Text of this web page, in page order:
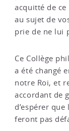
acquitté de
au sujet de
prie de ne lui
Ce Collège
a été changé
notre Roi, et
accordant de
d’espérer
feront pas